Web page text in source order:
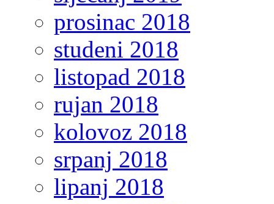
prosinac 2018
studeni 2018
listopad 2018
rujan 2018
kolovoz 2018
srpanj 2018
lipanj 2018